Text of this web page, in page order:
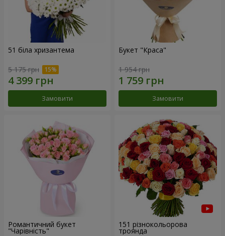
51 біла хризантема
5 175 грн
Замовити
Букет "Краса"
1 954 грн
Замовити
Романтичний букет
"Чарівність"
151 різнокольорова
троянда